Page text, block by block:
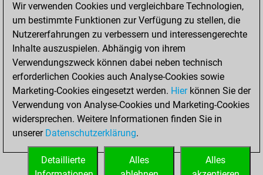
You achieved a
BeautyScore of 49
You achieved a
new Elo of 1652
You created
your Fritz account
You played 1
slow games
Play
You scored +1
=0 -0 in slow games
Wir verwenden Cookies und vergleichbare Technologien,
um bestimmte Funktionen zur Verfügung zu stellen, die
Nutzererfahrungen zu verbessern und interessengerechte
Inhalte auszuspielen. Abhängig von ihrem
Verwendungszweck können dabei neben technisch
erforderlichen Cookies auch Analyse-Cookies sowie
Marketing-Cookies eingesetzt werden. Hierkönnen Sie der
Verwendung von Analyse-Cookies und Marketing-Cookies
widersprechen. Weitere Informationen finden Sie in
unserer Datenschutzerklärung.
Alles
Alles
Detaillierte